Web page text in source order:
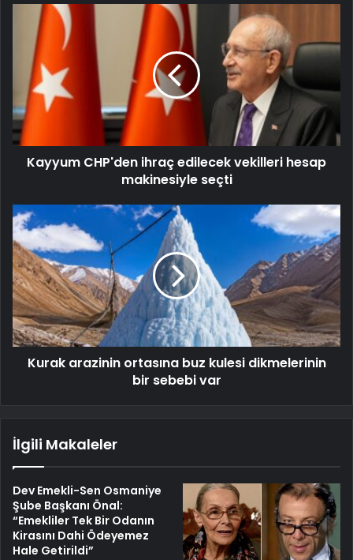
Kayyum CHP'den ihraç edilecek vekilleri hesap
makinesiyle seçti
Kurak arazinin ortasına buz kulesi dikmelerinin
bir sebebi var
İlgili Makaleler
Dev Emekli-Sen Osmaniye
Şube Başkanı Önal:
“Emekliler Tek Bir Odanın
Kirasını Dahi Ödeyemez
Hale Getirildi”